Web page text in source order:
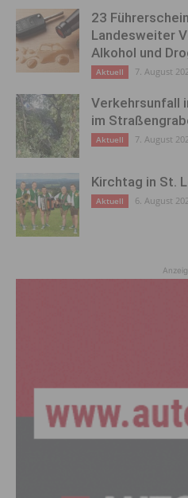
23
Landesweiter
Alkohol und
Aktuell 7. August
Verkehrsunfall
im
Aktuell 7. August
Kirchtag in St.
Aktuell 6. August